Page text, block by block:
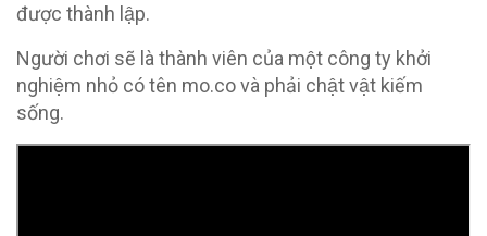
được thành lập.
Người chơi sẽ là thành viên của một công ty khởi
nghiệm nhỏ có tên mo.co và phải chật vật kiếm
sống.